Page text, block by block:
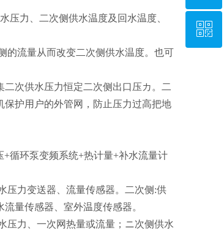
压力、二次侧供水温度及回水温度、
的流量从而改变二次侧供水温度。也可
次供水压力恒定二次侧出口压カ。二
护用户的外管网，防止压力过高把地
循环泵变频系统+热计量+补水流量计
压力变送器、流量传感器。二次侧:供
量传感器、室外温度传感器。
压力、一次网热量或流量；ニ次侧供水
15333257787
ꀥ